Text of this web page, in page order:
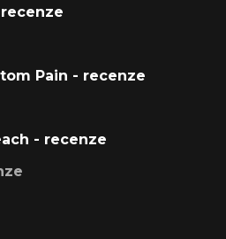
Pain - recenze
- recenze